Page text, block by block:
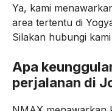
Ya, kami
area tertentu di
Silakan hubungi
Apa
perjalanan di